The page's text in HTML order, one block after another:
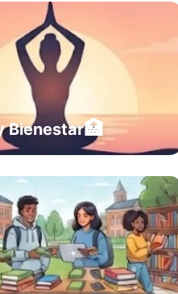
Bienestar🏥